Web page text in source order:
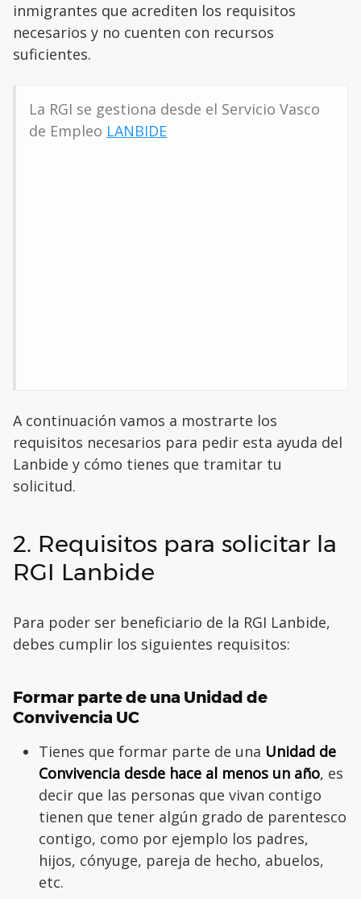
inmigrantes que acrediten los requisitos
necesarios y no cuenten con recursos
suficientes.
La RGI se gestiona desde el Servicio Vasco
de Empleo LANBIDE
A continuación vamos a mostrarte los
requisitos necesarios para pedir esta ayuda del
Lanbide y cómo tienes que tramitar tu
solicitud.
2. Requisitos para solicitar la
RGI Lanbide
Para poder ser beneficiario de la RGI Lanbide,
debes cumplir los siguientes requisitos:
Formar parte de una Unidad de
Convivencia UC
Tienes que formar parte de una Unidad de
Convivencia desde hace al menos un año, es
decir que las personas que vivan contigo
tienen que tener algún grado de parentesco
contigo, como por ejemplo los padres,
hijos, cónyuge, pareja de hecho, abuelos,
etc.